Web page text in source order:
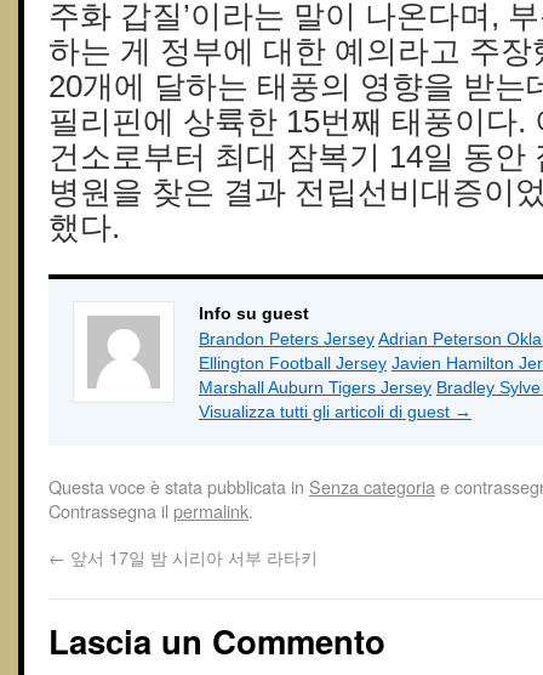
주화 갑질’이라는 말이 나온다며,
하는 게 정부에 대한 예의라고 주
20개에 달하는 태풍의 영향을 받는
필리핀에 상륙한 15번째 태풍이다.
건소로부터 최대 잠복기 14일 동안
병원을 찾은 결과 전립선비대증이
했다.
Info su guest
Brandon Peters JerseyAdrian Peterson
Ellington Football Jersey Javien Hamilton
Marshall Auburn Tigers Jersey Bradley
Visualizza tutti gli articoli di guest →
Questa voce è stata pubblicata in Senza categoria e
Contrassegna il permalink.
← 앞서 17일 밤 시리아 서부 라타키
Lascia un Commento